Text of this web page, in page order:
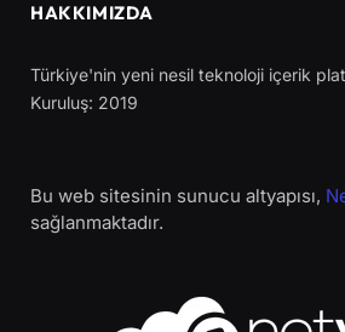
HAKKIMIZDA
Türkiye'nin yeni nesil teknoloji içerik
Kuruluş: 2019
Bu web sitesinin sunucu altyapısı,
sağlanmaktadır.